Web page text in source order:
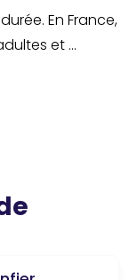
En France,
et ...